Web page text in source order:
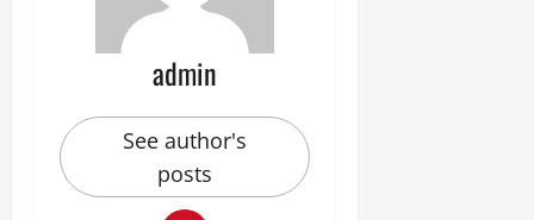
admin
See author's
posts